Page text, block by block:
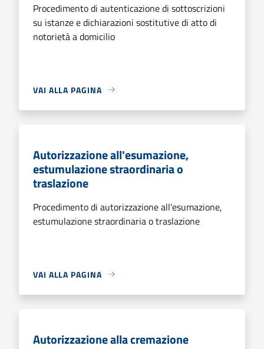
Procedimento di autenticazione di sottoscrizioni
su istanze e dichiarazioni sostitutive di atto di
notorietà a domicilio
VAI ALLA PAGINA
Autorizzazione all'esumazione,
estumulazione straordinaria o
traslazione
Procedimento di autorizzazione all'esumazione,
estumulazione straordinaria o traslazione
VAI ALLA PAGINA
Autorizzazione alla cremazione